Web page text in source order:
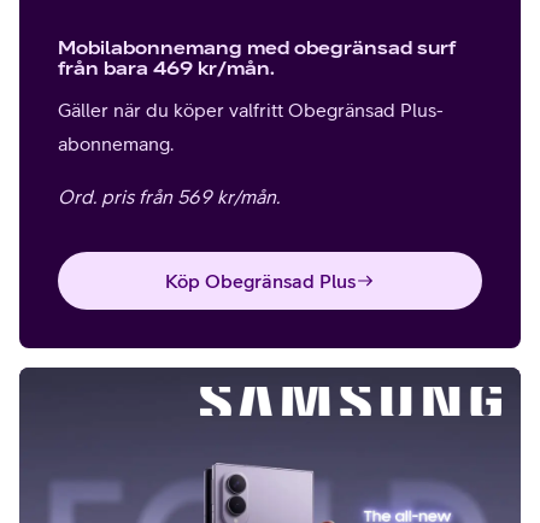
Mobilabonnemang med obegränsad surf
från bara 469 kr/mån.
Gäller när du köper valfritt Obegränsad Plus-
abonnemang.
Ord. pris från 569 kr/mån.
Köp Obegränsad Plus